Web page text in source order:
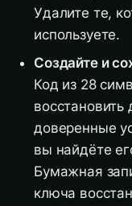
Удалите те,
используете.
Создайте и
Код из 28
восстановить
доверенные
вы найдёте
Бумажная
ключа